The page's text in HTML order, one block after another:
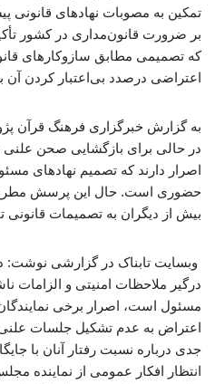
تمکین به مصوبات نهادهای قانونی
بر ضرورت قانون‌مداری در کشور
که تصمیمی مطابق سازوکارهای
اعتراضی درصدد بی‌اعتبار کردن آن
به گزارش خبرگزاری فرهنگ قرآن
در حالی برای بازگشایی صحن
اصرار دارند که تصمیم نهادهای
حضوری است. حال این پرسش مطرح
بیش از دیگران به تصمیمات قانونی
وبسایت تابناک در گزارشی
درگیر ملاحظات امنیتی و الزامات
مسئول است، اصرار برخی
اعتراض به عدم تشکیل جلسات
جدی درباره نسبت رفتار آنان با
انتظار افکار عمومی از نماینده